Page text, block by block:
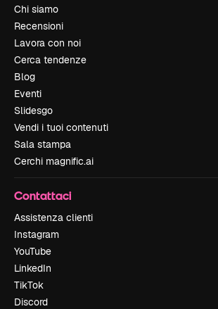
Chi siamo
Recensioni
Lavora con noi
Cerca tendenze
Blog
Eventi
Slidesgo
Vendi i tuoi contenuti
Sala stampa
Cerchi magnific.ai
Contattaci
Assistenza clienti
Instagram
YouTube
LinkedIn
TikTok
Discord